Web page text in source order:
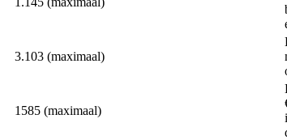
3.103 (maximaal)
1585 (maximaal)